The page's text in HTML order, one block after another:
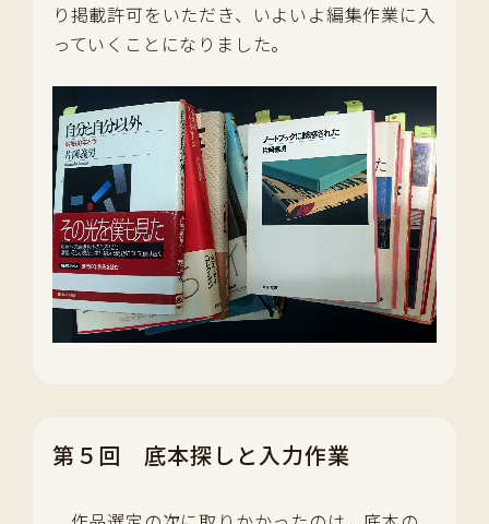
り掲載許可をいただき、いよいよ編集作業に入
っていくことになりました。
第５回 底本探しと入力作業